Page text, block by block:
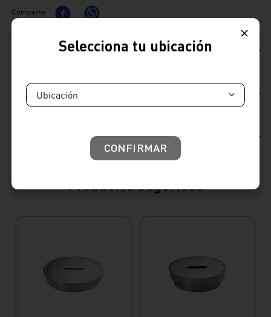
Comparte
Ficha Técnica
Reseñas
Consideraciones de producto
Productos sugeridos
Selecciona tu ubicación
Ubicación
CONFIRMAR